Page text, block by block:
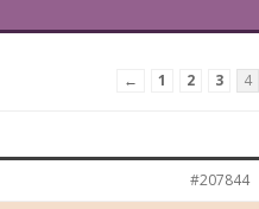
← 1 2 3 4
#207844